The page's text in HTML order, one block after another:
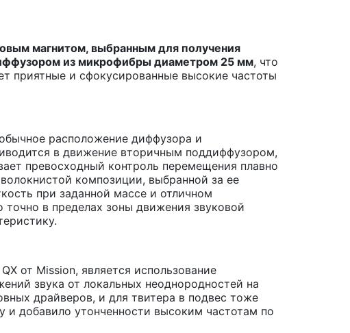
магнитом, выбранным для получения
из микрофибры диаметром 25 мм, что
приятные и сфокусированные высокие частоты
расположение диффузора и
в движение вторичным поддиффузором,
превосходный контроль перемещения плавно
композиции, выбранной за ее
при заданной массе и отличном
в пределах зоны движения звуковой
от Mission, является использование
звука от локальных неоднородностей на
драйверов, и для твитера в подвес тоже
и добавило утонченности высоким частотам по